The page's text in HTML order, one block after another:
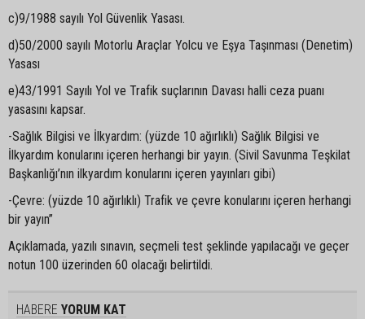
c)9/1988 sayılı Yol Güvenlik Yasası.
d)50/2000 sayılı Motorlu Araçlar Yolcu ve Eşya Taşınması (Denetim)
Yasası
e)43/1991 Sayılı Yol ve Trafik suçlarının Davası halli ceza puanı
yasasını kapsar.
-Sağlık Bilgisi ve İlkyardım: (yüzde 10 ağırlıklı) Sağlık Bilgisi ve
İlkyardım konularını içeren herhangi bir yayın. (Sivil Savunma Teşkilat
Başkanlığı’nın ilkyardım konularını içeren yayınları gibi)
-Çevre: (yüzde 10 ağırlıklı) Trafik ve çevre konularını içeren herhangi
bir yayın”
Açıklamada, yazılı sınavın, seçmeli test şeklinde yapılacağı ve geçer
notun 100 üzerinden 60 olacağı belirtildi.
HABERE YORUM KAT